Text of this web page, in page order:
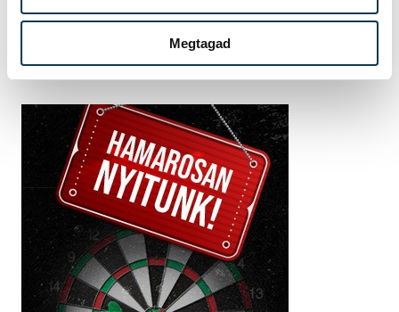
Megtagad